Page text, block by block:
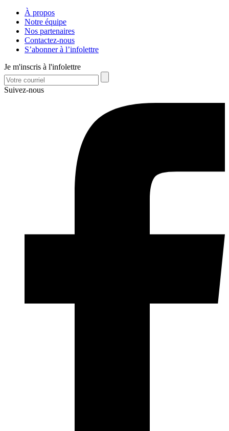
À propos
Notre équipe
Nos partenaires
Contactez-nous
S’abonner à l’infolettre
Je m'inscris à l'infolettre
Suivez-nous